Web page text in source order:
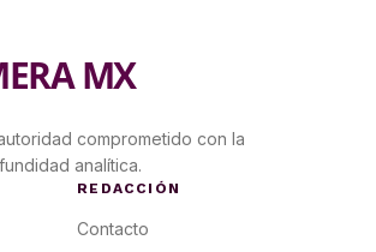
MX
comprometido con la
analítica.
REDACCIÓN
Contacto